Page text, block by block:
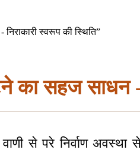
स्वरूप की स्थिति”
सहज साधन -
वाणी से परे निर्वाण